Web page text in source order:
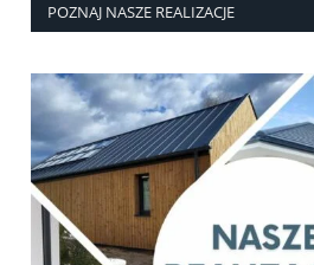
POZNAJ NASZE REALIZACJE